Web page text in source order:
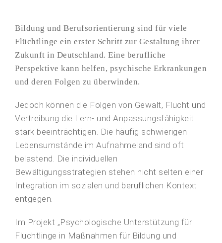
Bildung und Berufsorientierung sind für viele
Flüchtlinge ein erster Schritt zur Gestaltung ihrer
Zukunft in Deutschland. Eine berufliche
Perspektive kann helfen, psychische Erkrankungen
und deren Folgen zu überwinden.
Jedoch können die Folgen von Gewalt, Flucht und
Vertreibung die Lern- und Anpassungsfähigkeit
stark beeinträchtigen. Die häufig schwierigen
Lebensumstände im Aufnahmeland sind oft
belastend. Die individuellen
Bewältigungsstrategien stehen nicht selten einer
Integration im sozialen und beruflichen Kontext
entgegen.
Im Projekt „Psychologische Unterstützung für
Flüchtlinge in Maßnahmen für Bildung und